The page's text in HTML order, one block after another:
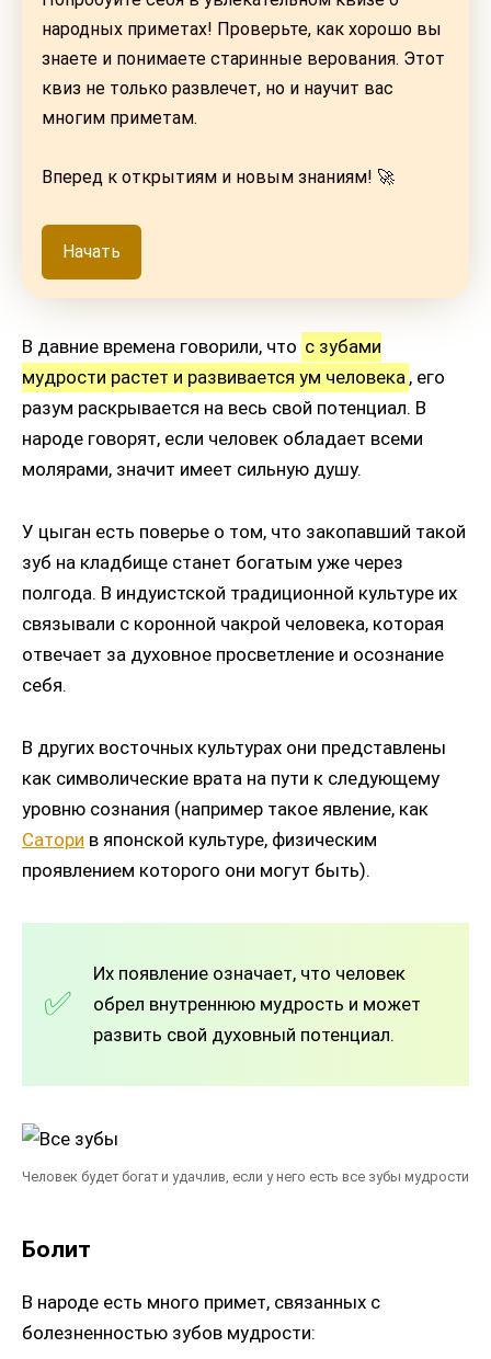
народных приметах! Проверьте, как хорошо вы
знаете и понимаете старинные верования. Этот
квиз не только развлечет, но и научит вас
многим приметам.
Вперед к открытиям и новым знаниям! 🚀
Начать
В давние времена говорили, что с зубами
мудрости растет и развивается ум человека , его
разум раскрывается на весь свой потенциал. В
народе говорят, если человек обладает всеми
молярами, значит имеет сильную душу.
У цыган есть поверье о том, что закопавший такой
зуб на кладбище станет богатым уже через
полгода. В индуистской традиционной культуре их
связывали с коронной чакрой человека, которая
отвечает за духовное просветление и осознание
себя.
В других восточных культурах они представлены
как символические врата на пути к следующему
уровню сознания (например такое явление, как
Сатори в японской культуре, физическим
проявлением которого они могут быть).
Их появление означает, что человек
обрел внутреннюю мудрость и может
развить свой духовный потенциал.
Человек будет богат и удачлив, если у него есть все зубы мудрости
Болит
В народе есть много примет, связанных с
болезненностью зубов мудрости: